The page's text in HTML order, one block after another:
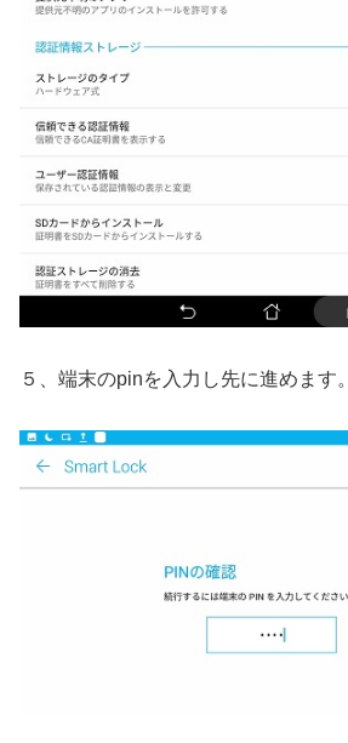
５、端末のpinを入力し先に進めます。